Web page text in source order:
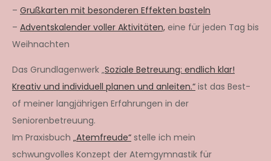
– Grußkarten mit besonderen Effekten basteln
– Adventskalender voller Aktivitäten, eine für jeden Tag bis
Weihnachten
Das Grundlagenwerk „Soziale Betreuung: endlich klar!
Kreativ und individuell planen und anleiten.“ ist das Best-
of meiner langjährigen Erfahrungen in der
Seniorenbetreuung.
Im Praxisbuch „Atemfreude“ stelle ich mein
schwungvolles Konzept der Atemgymnastik für